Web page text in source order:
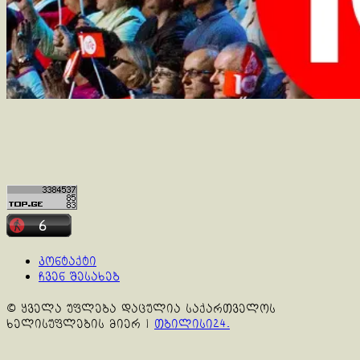
კონტაქტი
ჩვენ შესახებ
© ყველა უფლება დაცულია საქართველოს
ხელისუფლების მიერ | თბილისი24.